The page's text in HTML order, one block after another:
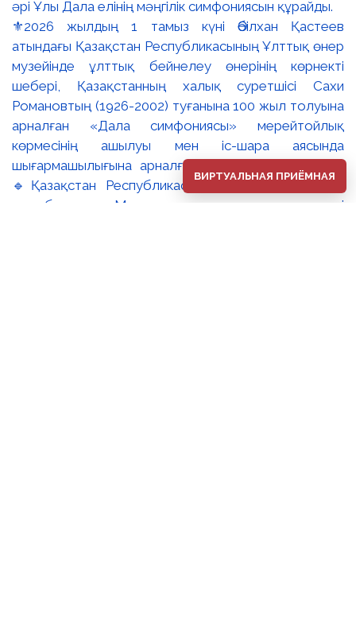
⚜️2026 жылдың 1 тамыз күні Әбілхан Қастеев
атындағы Қазақстан Республикасының Ұлттық өнер
музейінде ұлттық бейнелеу өнерінің көрнекті
шебері, Қазақстанның халық суретшісі Сахи
Романовтың (1926-2002) туғанына 100 жыл толуына
арналған «Дала симфониясы» мерейтойлық
көрмесінің ашылуы мен іс-шара аясында
шығармашылығына арналған дөңгелек үстел өтті.
🔹Қазақстан Республикасы Премьер-Министрінің
орынбасары – Мәдениет және ақпарат министрі
ВИРТУАЛЬНАЯ ПРИЁМНАЯ